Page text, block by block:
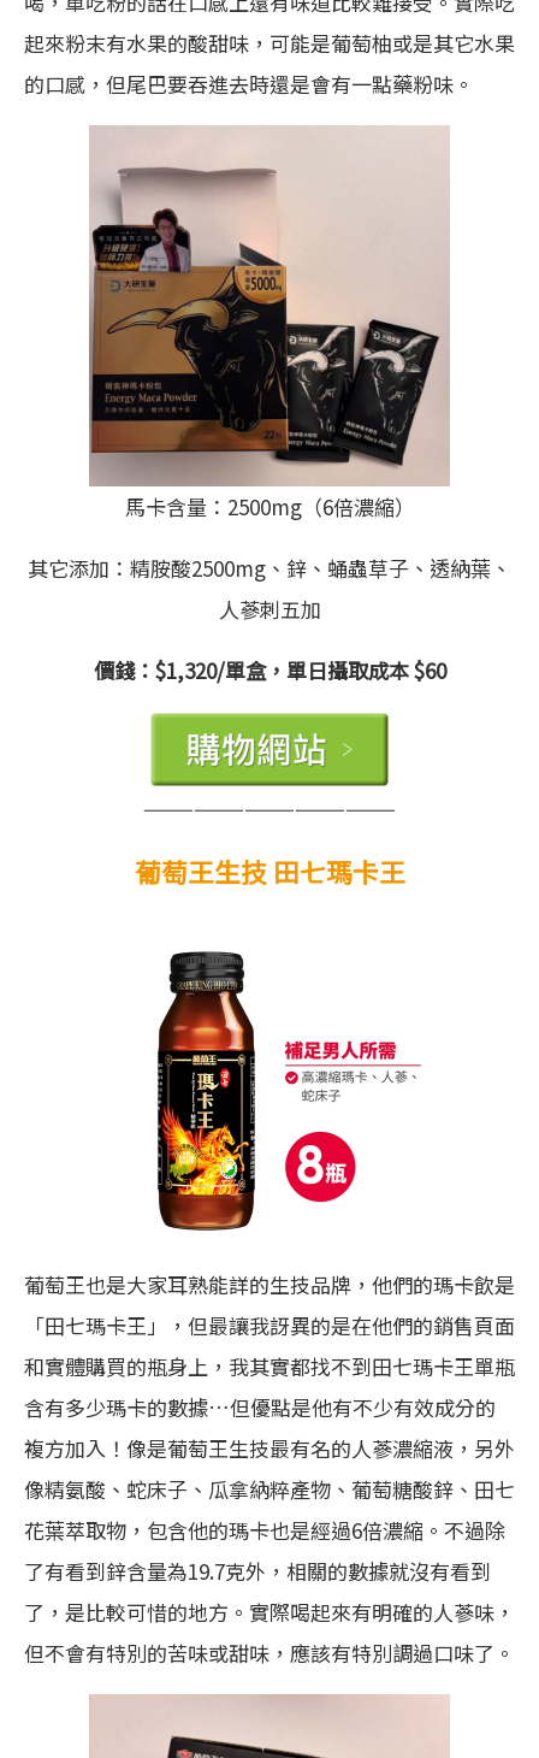
起來粉末有水果的酸甜味，可能是葡萄柚或是其它水果
的口感，但尾巴要吞進去時還是會有一點藥粉味。
馬卡含量：2500mg（6倍濃縮）
其它添加：精胺酸2500mg、鋅、蛹蟲草子、透納葉、
人蔘刺五加
價錢：$1,320/單盒，單日攝取成本 $60
———————————————
葡萄王生技 田七瑪卡王
葡萄王也是大家耳熟能詳的生技品牌，他們的瑪卡飲是
「田七瑪卡王」，但最讓我訝異的是在他們的銷售頁面
和實體購買的瓶身上，我其實都找不到田七瑪卡王單瓶
含有多少瑪卡的數據…但優點是他有不少有效成分的
複方加入！像是葡萄王生技最有名的人蔘濃縮液，另外
像精氨酸、蛇床子、瓜拿納粹產物、葡萄糖酸鋅、田七
花葉萃取物，包含他的瑪卡也是經過6倍濃縮。不過除
了有看到鋅含量為19.7克外，相關的數據就沒有看到
了，是比較可惜的地方。實際喝起來有明確的人蔘味，
但不會有特別的苦味或甜味，應該有特別調過口味了。